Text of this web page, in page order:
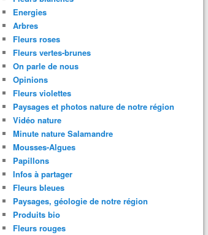
Energies
Arbres
Fleurs roses
Fleurs vertes-brunes
On parle de nous
Opinions
Fleurs violettes
Paysages et photos nature de notre région
Vidéo nature
Minute nature Salamandre
Mousses-Algues
Papillons
Infos à partager
Fleurs bleues
Paysages, géologie de notre région
Produits bio
Fleurs rouges